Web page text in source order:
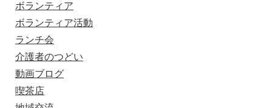
ボランティア
ボランティア活動
ランチ会
介護者のつどい
動画ブログ
喫茶店